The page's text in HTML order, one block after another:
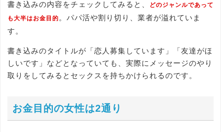
書き込みの内容をチェックしてみると、
どのジャンルであって
も大半はお金目的 。パパ活や割り切り、業者が溢れていま
す。
書き込みのタイトルが「恋人募集しています」「友達がほ
しいです」などとなっていても、実際にメッセージのやり
取りをしてみるとセックスを持ちかけられるのです。
お金目的の女性は2通り